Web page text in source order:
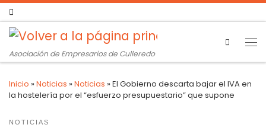
Asociación de Empresarios de Culleredo
Search
Inicio »Noticias »Noticias »El Gobierno descarta bajar el IVA en
la hostelería por el “esfuerzo presupuestario” que supone
NOTICIAS